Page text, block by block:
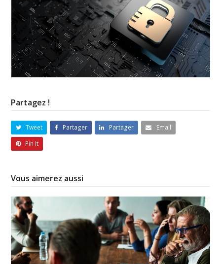
Partagez !
Tweet Partager Partager
Email
Pin It
Vous aimerez aussi